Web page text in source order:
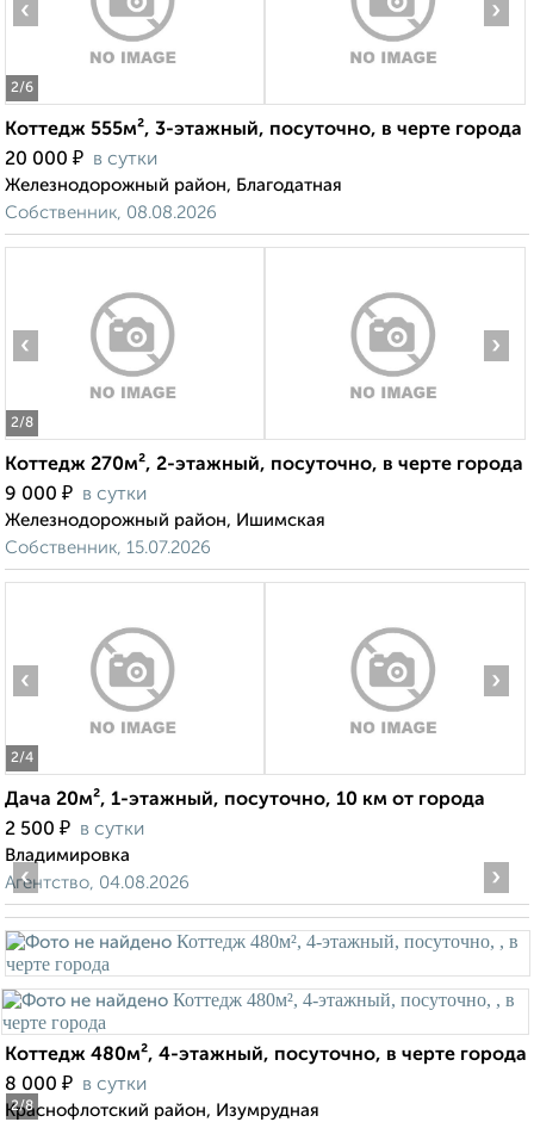
2/6
‹ ›
Коттедж 555м², 3-этажный, посуточно, в черте города
20 000 ₽ в сутки
Железнодорожный район, Благодатная
Собственник, 08.08.2026
2/8
‹ ›
Коттедж 270м², 2-этажный, посуточно, в черте города
9 000 ₽ в сутки
Железнодорожный район, Ишимская
Собственник, 15.07.2026
2/4
‹ ›
Дача 20м², 1-этажный, посуточно, 10 км от города
2 500 ₽ в сутки
Владимировка
Агентство, 04.08.2026
2/8
‹ ›
Коттедж 480м², 4-этажный, посуточно, в черте города
8 000 ₽ в сутки
Краснофлотский район, Изумрудная